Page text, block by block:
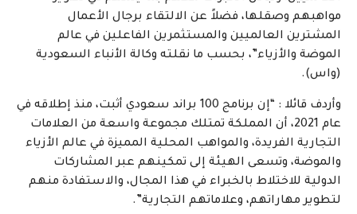
مواهبهم وصقلها، فضلاً عن الالتقاء برجال الأعمال
المشترين العالميين والمستثمرين الفاعلين في عالم
الموضة والأزياء”، بحسب ما نقلته وكالة الأنباء السعودية
(واس).
وأردف قائلا : “إن برنامج 100 براند سعودي أثبت، منذ إطلاقه في
عام 2021، أن المملكة تمتلك مجموعة واسعة من العلامات
التجارية الفريدة، والمواهب المحلية المميزة في عالم الأزياء
والموضة، وتسعى الهيئة إلى تمكينهم عبر المشاركات
الدولية للاختلاط بالخبراء في هذا المجال، والاستفادة منهم
لتطوير مهاراتهم، وعلاماتهم التجارية”.